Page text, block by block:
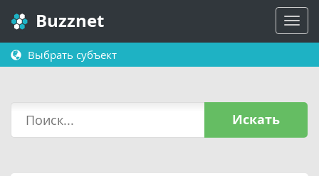
Buzznet
Выбрать субъект
Искать